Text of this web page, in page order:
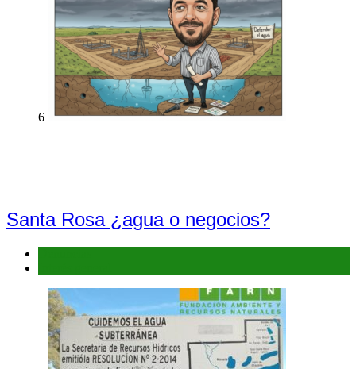
6
Santa Rosa ¿agua o negocios?